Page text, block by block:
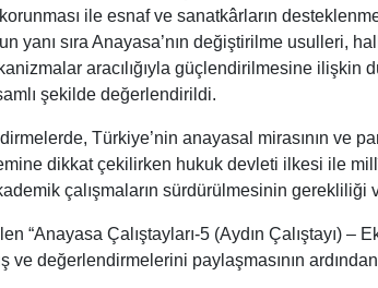
ile esnaf ve sanatkârların
yanı sıra Anayasa’nın değiştirilme usulleri,
aracılığıyla güçlendirilmesine ilişkin
şekilde değerlendirildi.
Türkiye’nin anayasal mirasının ve
dikkat çekilirken hukuk devleti ilkesi ile
çalışmaların sürdürülmesinin gerekliliği
“Anayasa Çalıştayları-5 (Aydın Çalıştayı) –
ve değerlendirmelerini paylaşmasının